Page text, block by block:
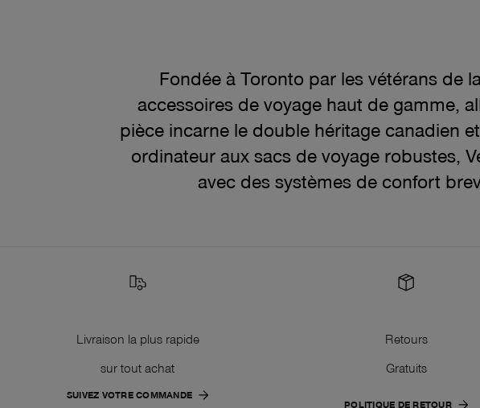
Fondée à Toronto par les vétérans de
accessoires de voyage haut de gamme,
pièce incarne le double héritage canadien
ordinateur aux sacs de voyage robustes,
avec des systèmes de confort
Livraison la plus rapide
sur tout achat
SUIVEZ VOTRE COMMANDE
Retours
Gratuits
POLITIQUE DE RETOUR